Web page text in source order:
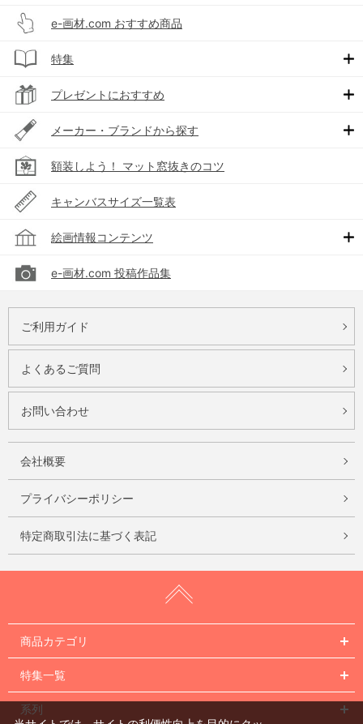
e-画材.com おすすめ商品
特集
プレゼントにおすすめ
メーカー・ブランドから探す
額装しよう！ マット窓抜きのコツ
キャンバスサイズ一覧表
絵画情報コンテンツ
e-画材.com 投稿作品集
ご利用ガイド
よくあるご質問
お問い合わせ
会社概要
プライバシーポリシー
特定商取引法に基づく表記
商品カテゴリ
特集一覧
系列